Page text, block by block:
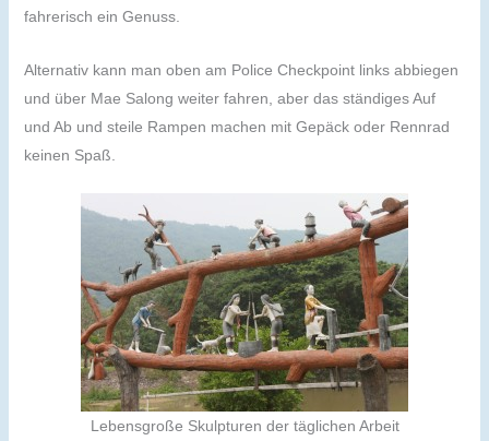
fahrerisch ein Genuss.
Alternativ kann man oben am Police Checkpoint links abbiegen
und über Mae Salong weiter fahren, aber das ständiges Auf
und Ab und steile Rampen machen mit Gepäck oder Rennrad
keinen Spaß.
Lebensgroße Skulpturen der täglichen Arbeit